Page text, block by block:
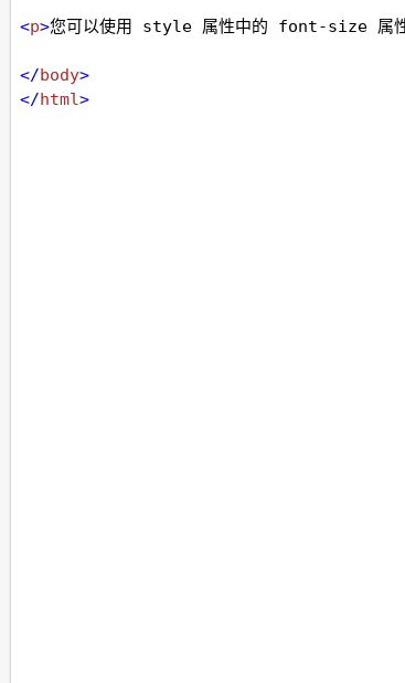
<p>您可以使用 style 属性中的 font-size 属性
</body>
</html>